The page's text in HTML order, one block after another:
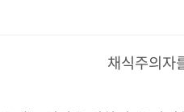
채식주의자